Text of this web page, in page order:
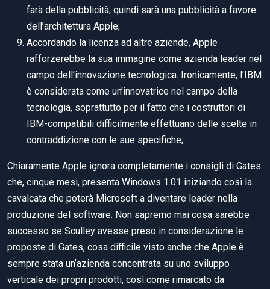
farà della pubblicità, quindi sarà una pubblicità a favore
dell’architettura Apple;
Accordando la licenza ad altre aziende, Apple
rafforzerebbe la sua immagine come azienda leader nel
campo dell’innovazione tecnologica. Ironicamente, l’IBM
è considerata come un’innovatrice nel campo della
tecnologia, soprattutto per il fatto che i costruttori di
IBM-compatibili difficilmente effettuano delle scelte in
contraddizione con le sue specifiche;
Chiaramente Apple ignora completamente i consigli di Gates
che, cinque mesi, presenta Windows 1.01 iniziando così la
cavalcata che poterà Microsoft a diventare leader nella
produzione del software. Non sapremo mai cosa sarebbe
successo se Sculley avesse preso in considerazione le
proposte di Gates, cosa difficile visto anche che Apple è
sempre stata un’azienda concentrata su uno sviluppo
verticale dei propri prodotti, così come rimarcato da